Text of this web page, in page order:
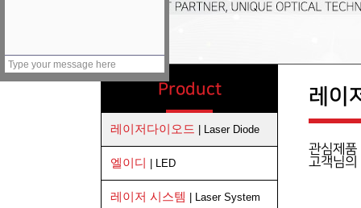
Product
레이저다이오드 | Laser Diode
엘이디 | LED
레이저 시스템 | Laser System
레이
관심제품
고객님의